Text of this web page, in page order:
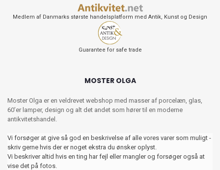
Medlem af Danmarks største handelsplatform med Antik, Kunst og Design
Guarantee for safe trade
MOSTER OLGA
Moster Olga er en veldrevet webshop med masser af porcelæn, glas,
60’er lamper, design og alt det andet som hører til en moderne
antikvitetshandel.
Vi forsøger at give så god en beskrivelse af alle vores varer som muligt -
skriv gerne hvis der er noget ekstra du ønsker oplyst.
Vi beskriver altid hvis en ting har fejl eller mangler og forsøger også at
vise det på fotos.